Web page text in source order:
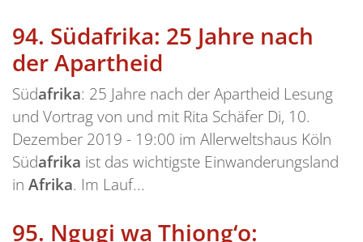
94. Südafrika: 25 Jahre nach
der Apartheid
Südafrika: 25 Jahre nach der Apartheid Lesung
und Vortrag von und mit Rita Schäfer Di, 10.
Dezember 2019 - 19:00 im Allerweltshaus Köln
Südafrika ist das wichtigste Einwanderungsland
in Afrika. Im Lauf...
95. Ngugi wa Thiong‘o: